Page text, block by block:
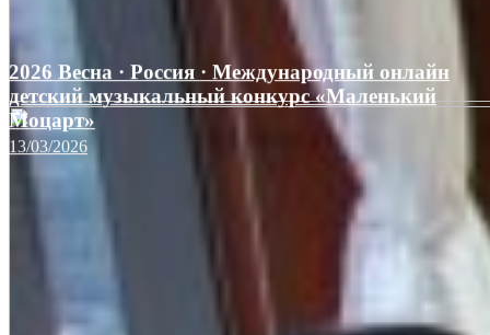
2026 Весна · Россия · Международный онлайн
детский музыкальный конкурс «Маленький
Моцарт»
13/03/2026